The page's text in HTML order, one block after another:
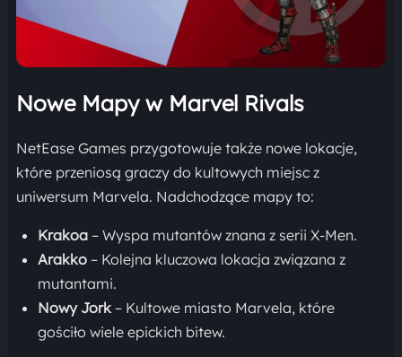
Nowe Mapy w Marvel Rivals
NetEase Games przygotowuje także nowe lokacje,
które przeniosą graczy do kultowych miejsc z
uniwersum Marvela. Nadchodzące mapy to:
Krakoa– Wyspa mutantów znana z serii X-Men.
Arakko– Kolejna kluczowa lokacja związana z
mutantami.
Nowy Jork– Kultowe miasto Marvela, które
gościło wiele epickich bitew.